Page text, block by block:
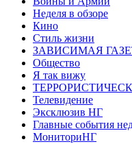
Неделя в обзоре
Кино
Стиль жизни
ЗАВИСИМАЯ
Общество
Я так вижу
Телевидение
Эксклюзив НГ
Главные события
МониториНГ